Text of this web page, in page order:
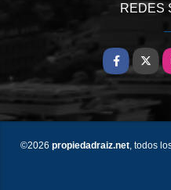
REDES
Facebook
X
©2026 propiedadraiz.net, todos